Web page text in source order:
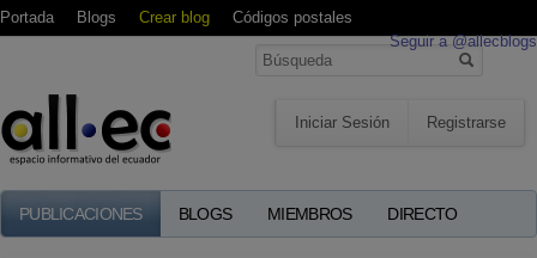
Portada Blogs Crear blog
Códigos postales
Seguir a @allecblogs
Iniciar Sesión Registrarse
PUBLICACIONES BLOGS MIEMBROS DIRECTO